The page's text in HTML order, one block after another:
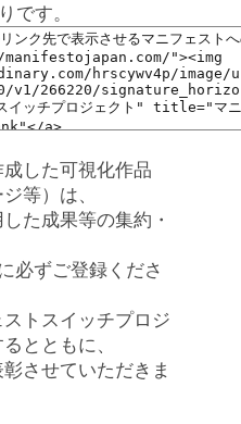
です。
した可視化作品
等）は、
た成果等の集約・
必ずご登録くださ
トスイッチプロジ
とともに、
彰させていただきま